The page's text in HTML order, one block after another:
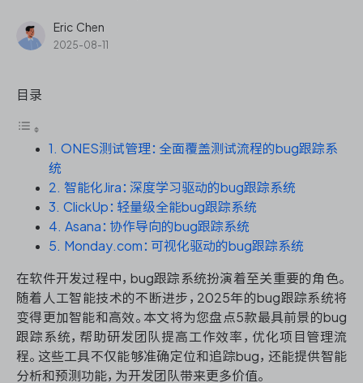
测试管理
研发效能管理
DevOps
资源和工时管理
服务台和工单管理
IPD 研发管理
Eric Chen
2025-08-11
目录
1. ONES测试管理：全面覆盖测试流程的bug跟踪系
统
2. 智能化Jira：深度学习驱动的bug跟踪系统
3. ClickUp：轻量级全能bug跟踪系统
4. Asana：协作导向的bug跟踪系统
5. Monday.com：可视化驱动的bug跟踪系统
在软件开发过程中，bug跟踪系统扮演着至关重要的角色。
随着人工智能技术的不断进步，2025年的bug跟踪系统将
变得更加智能和高效。本文将为您盘点5款最具前景的bug
跟踪系统，帮助研发团队提高工作效率，优化项目管理流
程。这些工具不仅能够准确定位和追踪bug，还能提供智能
分析和预测功能，为开发团队带来更多价值。